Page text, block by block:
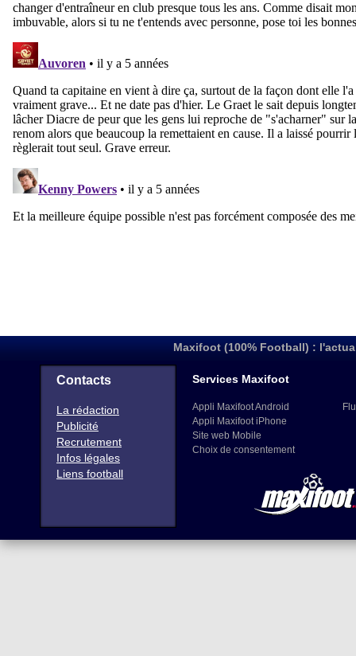
Maxifoot (100% Football) :
Contacts
La rédaction
Publicité
Recrutement
Infos légales
Liens football
Services Maxifoot
Appli Maxifoot Android
Appli Maxifoot iPhone
Site web Mobile
Choix de consentement